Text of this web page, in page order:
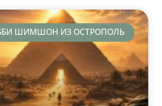
ШИМШОН ИЗ ОСТРОПОЛЬ